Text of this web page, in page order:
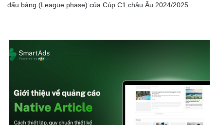
đấu bảng (League phase) của Cúp C1 châu Âu 2024/2025.